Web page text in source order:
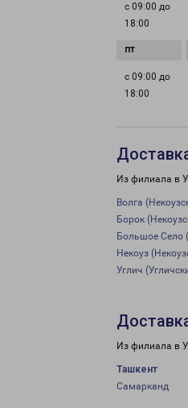
с 09:00 до
18:00
с 09:00 до
18:00
Из филиала в
Волга
Борок
Большое Село
Некоуз
Углич
Из филиала в
Ташкент
Самарканд